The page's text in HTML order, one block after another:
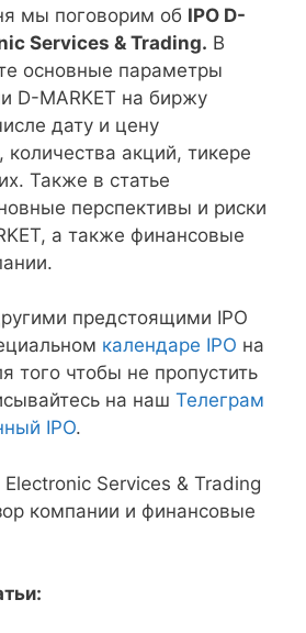
мы поговорим об IPO D-
Services & Trading. В
основные параметры
D-MARKET на биржу
дату и цену
, количества акций, тикере
Также в статье
перспективы и риски
а также финансовые
предстоящими IPO
календаре IPO на
того чтобы не пропустить
на наш Телеграм
IPO.